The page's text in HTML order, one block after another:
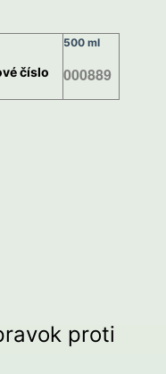
číslo
500 ml
000889
proti